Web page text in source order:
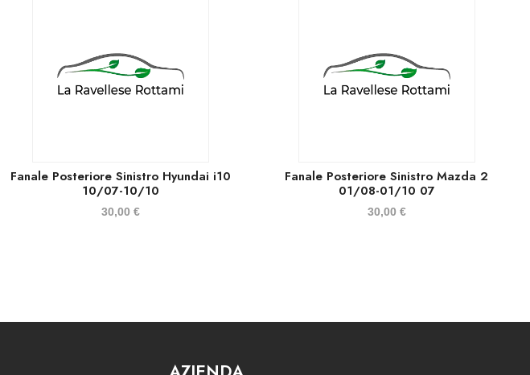
Fanale Posteriore Sinistro Hyundai i10
10/07-10/10
30,00 €
Fanale Posteriore Sinistro Mazda 2
01/08-01/10 07
30,00 €